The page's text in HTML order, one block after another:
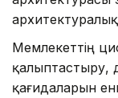
Мемлекеттің
қалыптастыру,
қағидаларын